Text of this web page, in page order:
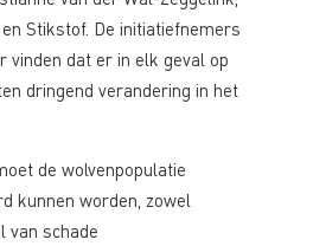
Stikstof. De initiatiefnemers
vinden dat er in elk geval op
dringend verandering in het
de wolvenpopulatie
kunnen worden, zowel
van schade